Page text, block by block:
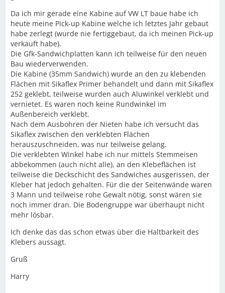
Da ich mir gerade eine Kabine auf VW LT baue habe ich
heute meine Pick-up Kabine welche ich letztes Jahr gebaut
habe zerlegt (wurde nie fertiggebaut, da ich meinen Pick-up
verkauft habe).
Die Gfk-Sandwichplatten kann ich teilweise für den neuen
Bau wiederverwenden.
Die Kabine (35mm Sandwich) wurde an den zu klebenden
Flächen mit Sikaflex Primer behandelt und dann mit Sikaflex
252 geklebt, teilweise wurden auch Aluwinkel verklebt und
vernietet. Es waren noch keine Rundwinkel im
Außenbereich verklebt.
Nach dem Ausbohren der Nieten habe ich versucht das
Sikaflex zwischen den verklebten Flächen
herauszuschneiden, was nur teilweise gelang.
Die verklebten Winkel habe ich nur mittels Stemmeisen
abbekommen (auch nicht alle), an den Klebeflächen ist
teilweise die Deckschicht des Sandwiches ausgerissen, der
Kleber hat jedoch gehalten. Für die der Seitenwände waren
3 Mann und teilweise rohe Gewalt nötig, sonst wären sie
noch immer dran. Die Bodengruppe war überhaupt nicht
mehr lösbar.
Ich denke das das schon etwas über die Haltbarkeit des
Klebers aussagt.
Gruß
Harry